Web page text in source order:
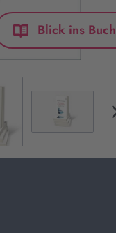
Blick ins Buch